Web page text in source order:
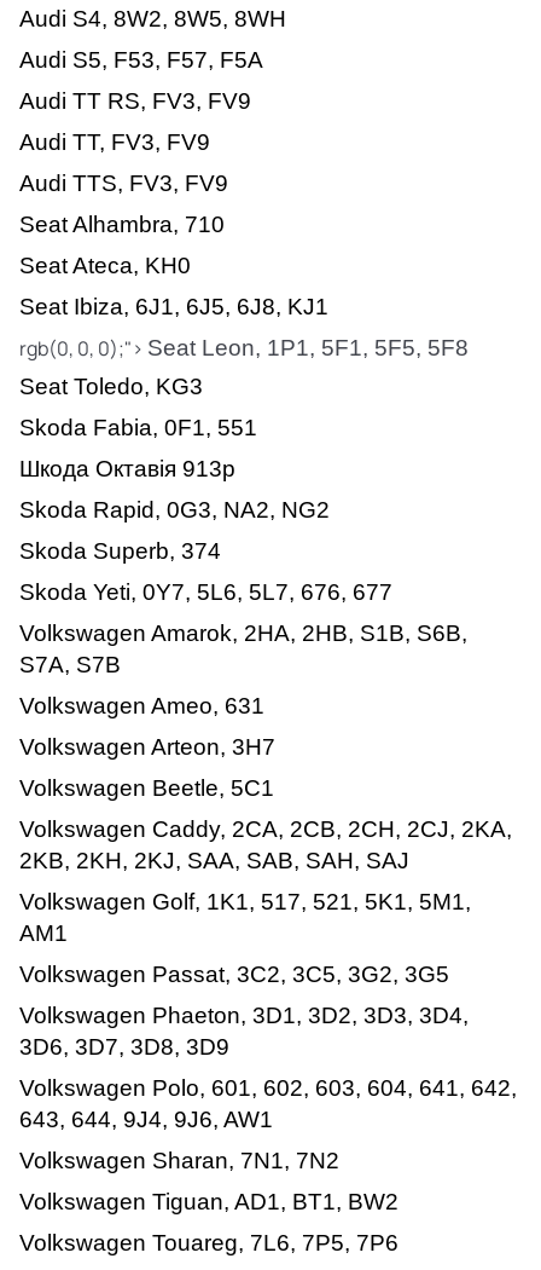
Audi S4, 8W2, 8W5, 8WH
Audi S5, F53, F57, F5A
Audi TT RS, FV3, FV9
Audi TT, FV3, FV9
Audi TTS, FV3, FV9
Seat Alhambra, 710
Seat Ateca, KH0
Seat Ibiza, 6J1, 6J5, 6J8, KJ1
rgb(0, 0, 0);"> Seat Leon, 1P1, 5F1, 5F5, 5F8
Seat Toledo, KG3
Skoda Fabia, 0F1, 551
Шкода Октавія 913р
Skoda Rapid, 0G3, NA2, NG2
Skoda Superb, 374
Skoda Yeti, 0Y7, 5L6, 5L7, 676, 677
Volkswagen Amarok, 2HA, 2HB, S1B, S6B,
S7A, S7B
Volkswagen Ameo, 631
Volkswagen Arteon, 3H7
Volkswagen Beetle, 5C1
Volkswagen Caddy, 2CA, 2CB, 2CH, 2CJ, 2KA,
2KB, 2KH, 2KJ, SAA, SAB, SAH, SAJ
Volkswagen Golf, 1K1, 517, 521, 5K1, 5M1,
AM1
Volkswagen Passat, 3C2, 3C5, 3G2, 3G5
Volkswagen Phaeton, 3D1, 3D2, 3D3, 3D4,
3D6, 3D7, 3D8, 3D9
Volkswagen Polo, 601, 602, 603, 604, 641, 642,
643, 644, 9J4, 9J6, AW1
Volkswagen Sharan, 7N1, 7N2
Volkswagen Tiguan, AD1, BT1, BW2
Volkswagen Touareg, 7L6, 7P5, 7P6